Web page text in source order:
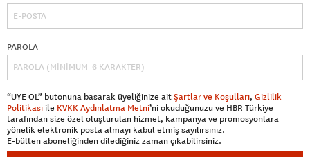
PAROLA
“ÜYE OL” butonuna basarak üyeliğinize aitŞartlar ve Koşulları, Gizlilik
Politikası ile KVKK Aydınlatma Metni’ni okuduğunuzu ve HBR Türkiye
tarafından size özel oluşturulan hizmet, kampanya ve promosyonlara
yönelik elektronik posta almayı kabul etmiş sayılırsınız.
E-bülten aboneliğinden dilediğiniz zaman çıkabilirsiniz.